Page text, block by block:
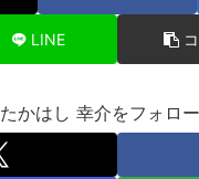
LINE
たかはし 幸介をフォロ